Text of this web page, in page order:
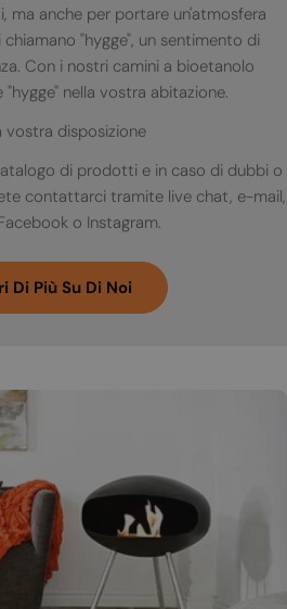
ma anche per portare un'atmosfera
"hygge", un sentimento di
Con i nostri camini a bioetanolo
nella vostra abitazione.
vostra disposizione
di prodotti e in caso di dubbi o
contattarci tramite live chat, e-mail,
o Instagram.
Di Più Su Di Noi